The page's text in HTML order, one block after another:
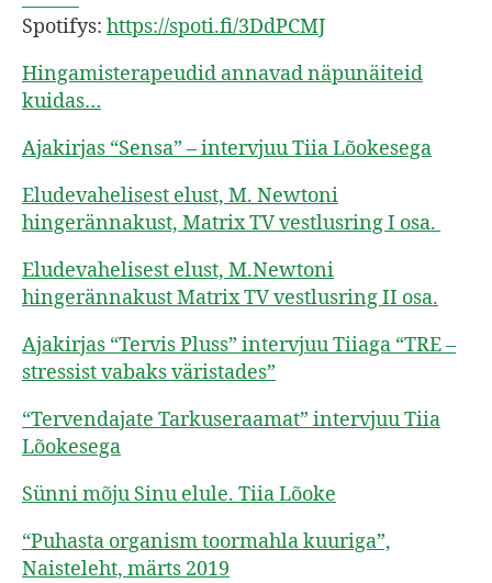
jSpotifys: https://spoti.fi/3DdPCMJ
Hingamisterapeudid annavad näpunäiteid
kuidas…
Ajakirjas “Sensa” – intervjuu Tiia Lõokesega
Eludevahelisest elust, M. Newtoni
hingerännakust, Matrix TV vestlusring I osa.
Eludevahelisest elust, M.Newtoni
hingerännakust Matrix TV vestlusring II osa.
Ajakirjas “Tervis Pluss” intervjuu Tiiaga “TRE –
stressist vabaks väristades”
“Tervendajate Tarkuseraamat” intervjuu Tiia
Lõokesega
Sünni mõju Sinu elule. Tiia Lõoke
“Puhasta organism toormahla kuuriga”,
Naisteleht, märts 2019